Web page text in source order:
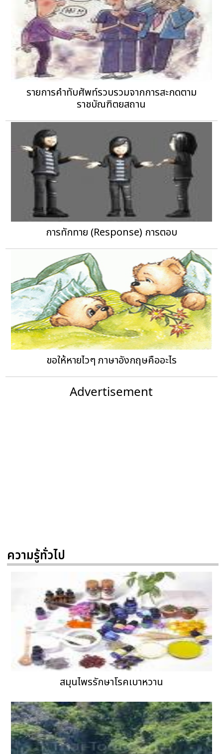
รายการคำทับศัพท์รวบรวมจากการสะกดตาม
ราชบัณฑิตยสถาน
การทักทาย (Response) การตอบ
ขอให้หายไวๆ ภาษาอังกฤษคืออะไร
Advertisement
ความรู้ทั่วไป
สมุนไพรรักษาโรคเบาหวาน